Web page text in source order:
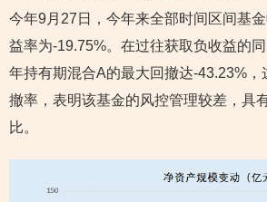
今年9月27日，今年来全部时间区间基
益率为-19.75%。在过往获取负收益的
年持有期混合A的最大回撤达-43.23%，
撤率，表明该基金的风控管理较差，具
比。